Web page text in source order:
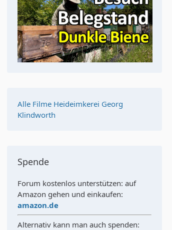
Alle Filme Heideimkerei Georg
Klindworth
Spende
Forum kostenlos unterstützen: auf
Amazon gehen und einkaufen:
amazon.de
Alternativ kann man auch spenden: